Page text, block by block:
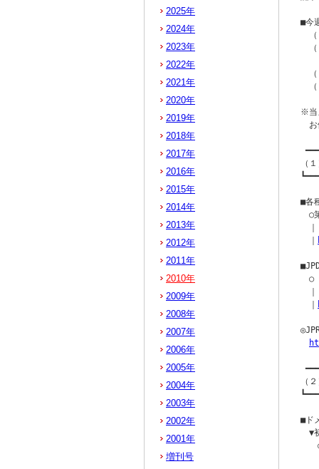
■今
（
（
-
（
（
※当
お
（
■各
○
｜
○
｜
（
■ド
▼
○
2025年
2024年
2023年
2022年
2021年
2020年
2019年
2018年
2017年
2016年
2015年
2014年
2013年
2012年
2011年
2010年
2009年
2008年
2007年
2006年
2005年
2004年
2003年
2002年
2001年
増刊号